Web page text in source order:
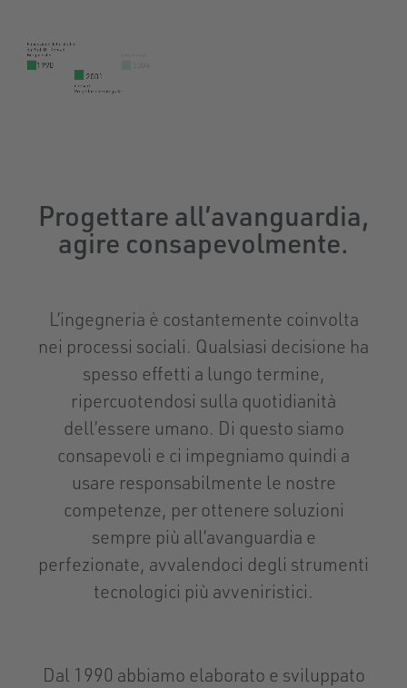
Progettare all’avanguardia,
agire consapevolmente.
L’ingegneria è costantemente coinvolta
nei processi sociali. Qualsiasi decisione ha
spesso effetti a lungo termine,
ripercuotendosi sulla quotidianità
dell’essere umano. Di questo siamo
consapevoli e ci impegniamo quindi a
usare responsabilmente le nostre
competenze, per ottenere soluzioni
sempre più all’avanguardia e
perfezionate, avvalendoci degli strumenti
tecnologici più avveniristici.
Dal 1990 abbiamo elaborato e sviluppato